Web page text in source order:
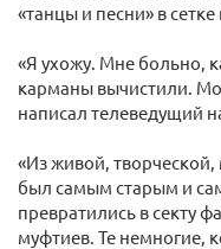
«танцы и песни» в
«Я ухожу. Мне больно,
карманы вычистили.
написал телеведущий
«Из живой,
был самым старым и
превратились в секту
муфтиев. Те немногие,